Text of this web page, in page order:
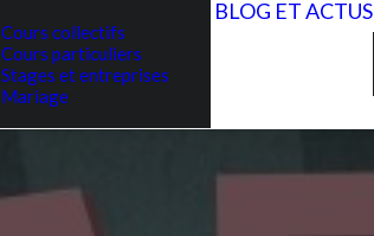
Cours collectifs
Cours particuliers
Stages et entreprises
Mariage
BLOG ET ACTUS